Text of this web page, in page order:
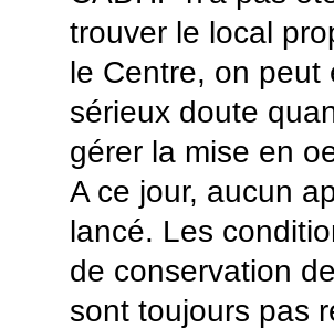
trouver le local
le Centre, on peut
sérieux doute
gérer la mise en
A ce jour, aucun
lancé. Les
de conservation
sont toujours pas